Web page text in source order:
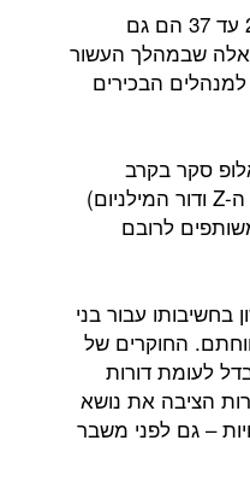
זאת ועוד, עובדים אלה, בגילאי 20 עד 37 הם גם
אלה שבמהלך העשור
הבכירים
סקר בקרב
עובדים צעירים (המשתייכים לדור ה-Z ודור המילניום)
לרובם
עבור בני
החוקרים של
לעומת דורות
הציבה את נושא
– גם לפני משבר